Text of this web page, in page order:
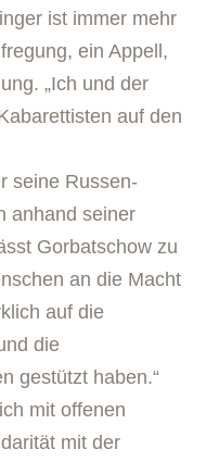
ist immer mehr
ein Appell,
„Ich und der
auf den
seine Russen-
anhand seiner
Gorbatschow zu
an die Macht
auf die
die
gestützt haben.“
mit offenen
mit der